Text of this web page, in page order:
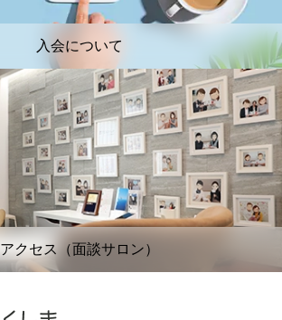
入会について
アクセス（面談サロン）